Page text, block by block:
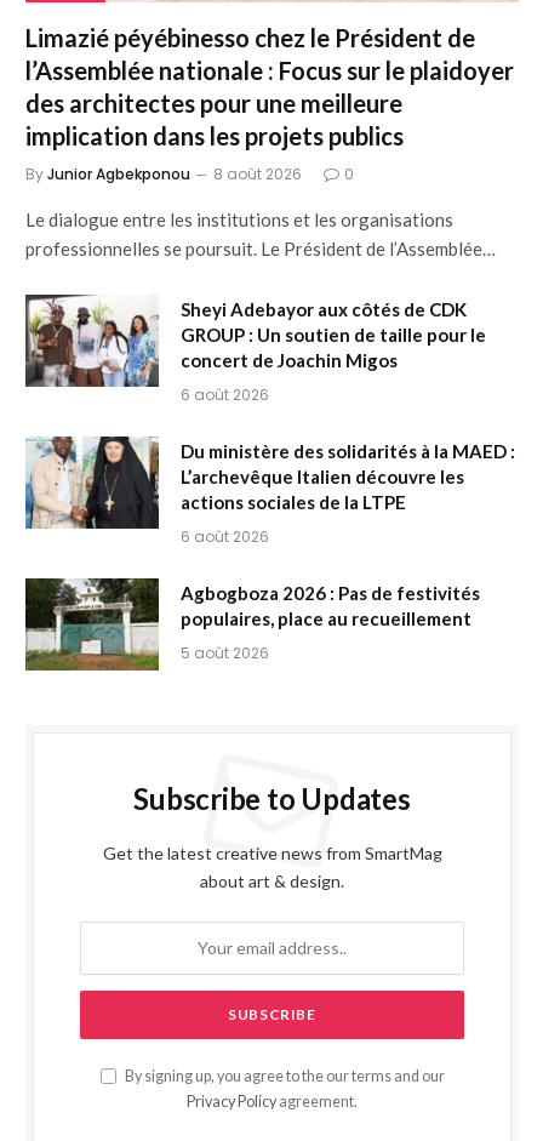
Limazié péyébinesso chez le Président de
l’Assemblée nationale : Focus sur le plaidoyer
des architectes pour une meilleure
implication dans les projets publics
ByJunior Agbekponou 8 août 2026 0
Le dialogue entre les institutions et les organisations
professionnelles se poursuit. Le Président de l’Assemblée…
Sheyi Adebayor aux côtés de CDK
GROUP : Un soutien de taille pour le
concert de Joachin Migos
6 août 2026
Du ministère des solidarités à la MAED :
L’archevêque Italien découvre les
actions sociales de la LTPE
6 août 2026
Agbogboza 2026 : Pas de festivités
populaires, place au recueillement
5 août 2026
Subscribe to Updates
Get the latest creative news from SmartMag
about art & design.
By signing up, you agree to the our terms and our
Privacy Policy agreement.